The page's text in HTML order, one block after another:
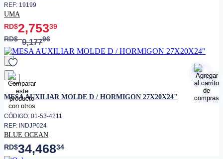
REF: 19199
UMA
RD$2,75339
RD$9,17796
favorito
MESA AUXILIAR MOLDE D / HORMIGON 27X20X24"
CÓDIGO: 01-53-4211
REF: INDJP024
BLUE OCEAN
RD$34,46834